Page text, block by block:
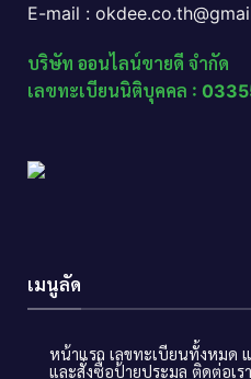
E-mail :
บริษัท ออนไลน์ขายดี จำกัด
เลขทะเบียนนิติบุคคล :
เมนูลัด
หน้าแรก เลขทะเบียนทั้งหมด
และสั่งซื้อป้ายประมูล ติดต่อเรา